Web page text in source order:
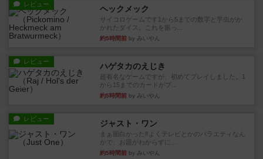
レビュー ヘックメック
サイコロゲームです1から5までの数字と芋虫がか
かれたダイス。これを振っ...
約5時間前 by みいやん
レビュー ハゲタカのえじき
超有名なゲームですが、初めてプレイしました。1
から15までのカードがプ...
約5時間前 by みいやん
レビュー ジャスト・ワン
まぁ面白かった‼️よくテレビとかのバラエティなん
かで、お題がわからずに...
約5時間前 by みいやん